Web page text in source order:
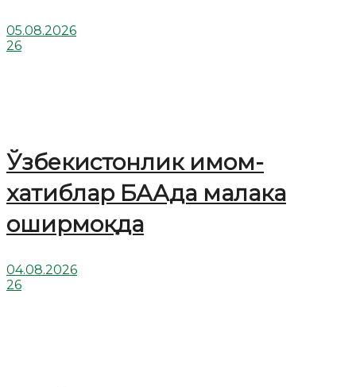
05.08.2026
26
Ўзбекистонлик имом-
хатиблар БААда малака
оширмоқда
04.08.2026
26